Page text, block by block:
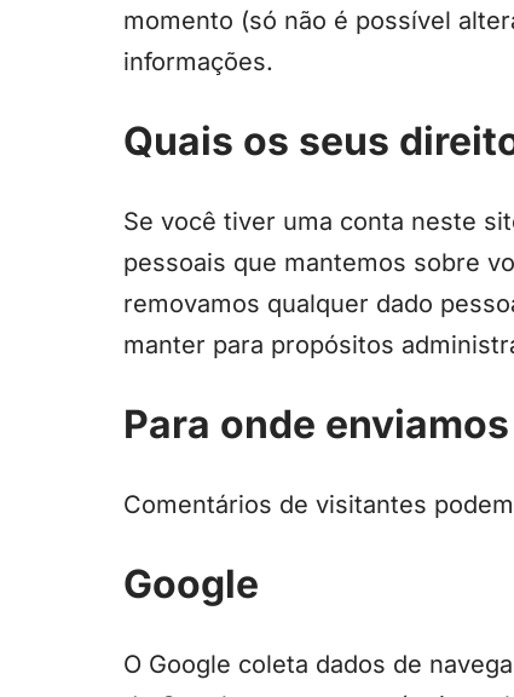
momento (só não é possível
informações.
Quais os seus
Se você tiver uma conta neste
pessoais que mantemos sobre
removamos qualquer dado
manter para propósitos
Para onde
Comentários de visitantes
Google
O Google coleta dados de